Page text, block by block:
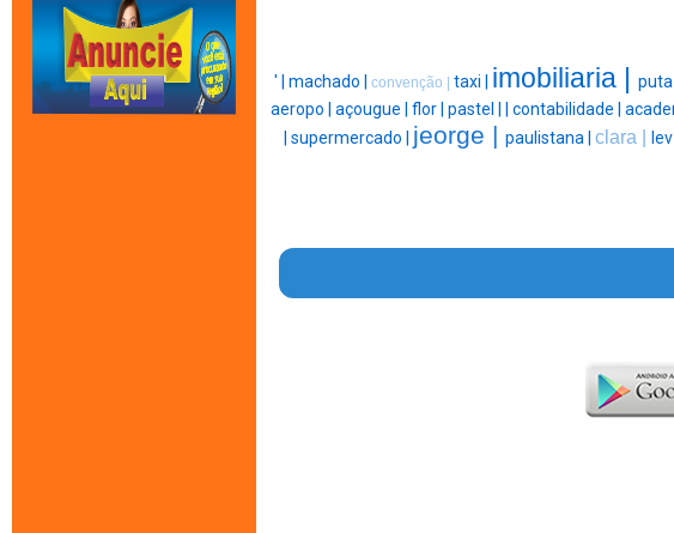
' | machado | convenção | taxi | imobiliaria | puta |
aeropo | açougue | flor | pastel | contabilidade |
supermercado | jeorge | paulistana | clara | lev |